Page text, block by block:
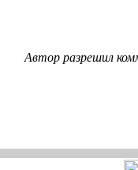
Автор разрешил